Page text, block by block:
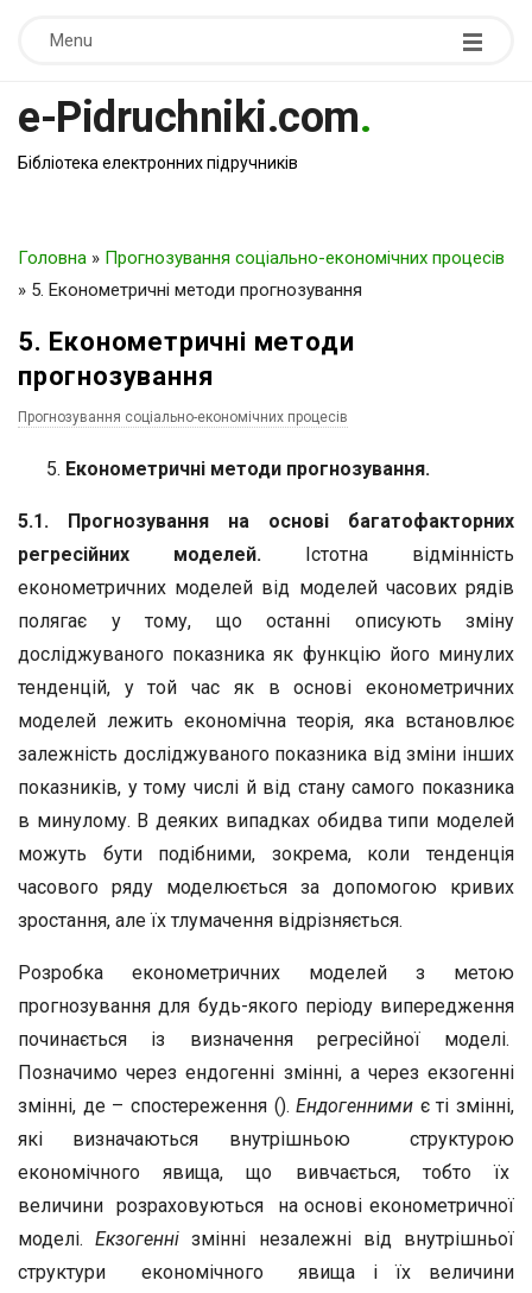
Menu
e-Pidruchniki.com.
Бібліотека електронних підручників
Головна » Прогнозування соціально-економічних процесів
» 5. Економетричні методи прогнозування
5. Економетричні методи
прогнозування
Прогнозування соціально-економічних процесів
Економетричні методи прогнозування.
5.1. Прогнозування на основі багатофакторних
регресійних моделей. Істотна відмінність
економетричних моделей від моделей часових рядів
полягає у тому, що останні описують зміну
досліджуваного показника як функцію його минулих
тенденцій, у той час як в основі економетричних
моделей лежить економічна теорія, яка встановлює
залежність досліджуваного показника від зміни інших
показників, у тому числі й від стану самого показника
в минулому. В деяких випадках обидва типи моделей
можуть бути подібними, зокрема, коли тенденція
часового ряду моделюється за допомогою кривих
зростання, але їх тлумачення відрізняється.
Розробка економетричних моделей з метою
прогнозування для будь-якого періоду випередження
починається із визначення регресійної моделі.
Позначимо через ендогенні змінні, а через екзогенні
змінні, де – спостереження ().Ендогенними є ті змінні,
які визначаються внутрішньою структурою
економічного явища, що вивчається, тобто їх
величини розраховуються на основі економетричної
моделі.Екзогеннізмінні незалежні від внутрішньої
структури економічного явища і їх величини